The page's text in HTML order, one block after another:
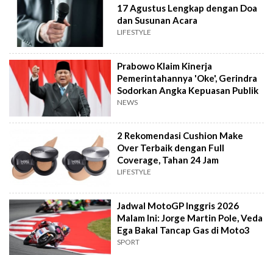
17 Agustus Lengkap dengan Doa
dan Susunan Acara
LIFESTYLE
Prabowo Klaim Kinerja
Pemerintahannya 'Oke', Gerindra
Sodorkan Angka Kepuasan Publik
NEWS
2 Rekomendasi Cushion Make
Over Terbaik dengan Full
Coverage, Tahan 24 Jam
LIFESTYLE
Jadwal MotoGP Inggris 2026
Malam Ini: Jorge Martin Pole, Veda
Ega Bakal Tancap Gas di Moto3
SPORT